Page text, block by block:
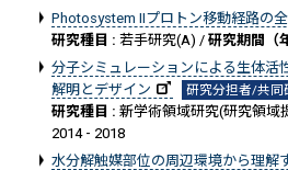
Photosystem IIプロトン移動経路の
研究種目 : 若手研究(A) / 研究期間（
分子シミュレーションによる生体活
解明とデザイン
研究分担者/共同
研究種目 : 新学術領域研究(研究領域
2014 - 2018
水分解触媒部位の周辺環境から理解